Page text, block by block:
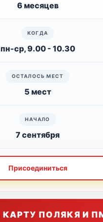
6 месяцев
пн-ср, 9.00 - 10.30
5 мест
7 сентября
Присоединиться
КАРТУ ПОЛЯКЯ И